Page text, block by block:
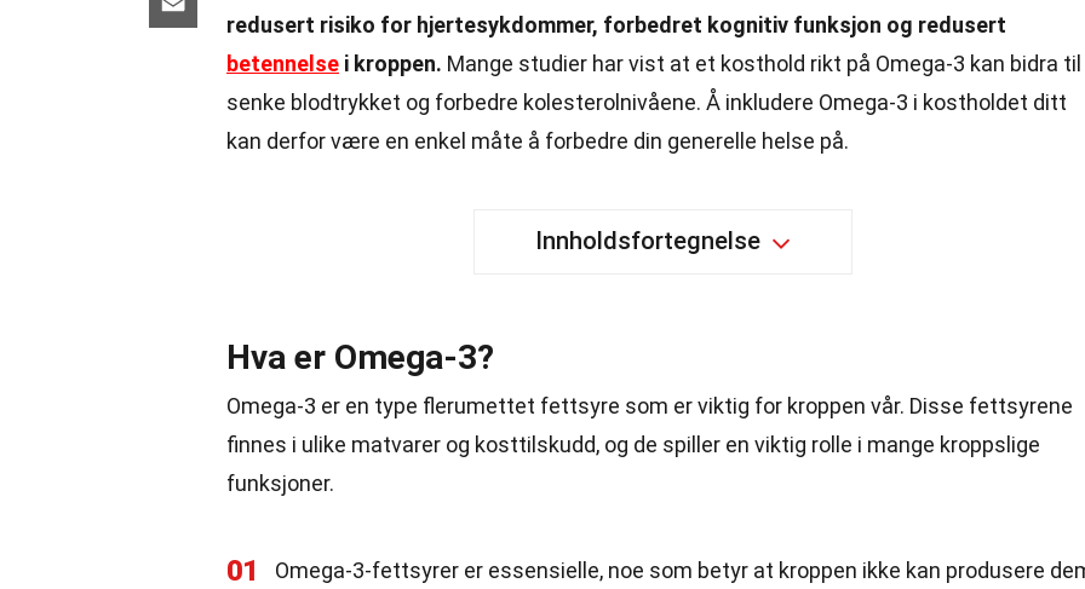
redusert risiko for hjertesykdommer, forbedret kognitiv funksjon og redusert
betennelse i kroppen. Mange studier har vist at et kosthold rikt på Omega-3 kan bidra til
senke blodtrykket og forbedre kolesterolnivåene. Å inkludere Omega-3 i kostholdet ditt
kan derfor være en enkel måte å forbedre din generelle helse på.
Innholdsfortegnelse
Hva er Omega-3?
Omega-3 er en type flerumettet fettsyre som er viktig for kroppen vår. Disse fettsyrene
finnes i ulike matvarer og kosttilskudd, og de spiller en viktig rolle i mange kroppslige
funksjoner.
01
Omega-3-fettsyrer er essensielle, noe som betyr at kroppen ikke kan produsere